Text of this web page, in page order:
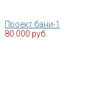
Проект бани-1
80 000 руб.